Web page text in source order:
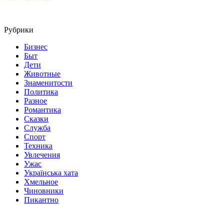
Рубрики
Бизнес
Быт
Дети
Животные
Знаменитости
Политика
Разное
Романтика
Сказки
Служба
Спорт
Техника
Увлечения
Ужас
Українська хата
Хмельное
Чиновники
Пикантно